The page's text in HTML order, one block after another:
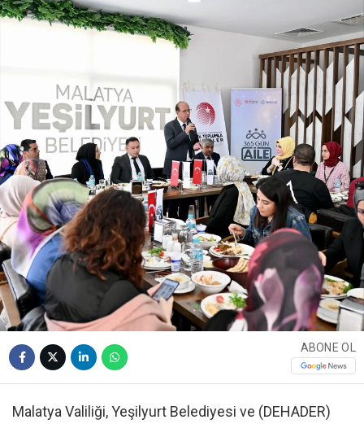
ABONE OL
Malatya Valiliği, Yeşilyurt Belediyesi ve (DEHADER)